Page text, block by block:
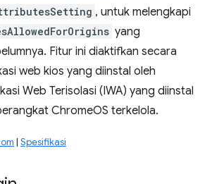
, untuk melengkapi
yang
Fitur ini diaktifkan secara
web kios yang diinstal oleh
Web Terisolasi (IWA) yang diinstal
ChromeOS terkelola.
| Spesifikasi